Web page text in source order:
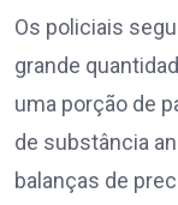
Os policiais
grande
uma porção de
de substância
balanças de